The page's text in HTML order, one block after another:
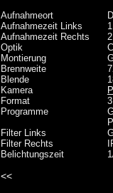
Aufnahmeort
Aufnahmezeit Links
Aufnahmezeit Rechts
Optik
Montierung
Brennweite
Blende
Kamera
Format
Programme
Filter Links
Filter Rechts
Belichtungszeit
<<